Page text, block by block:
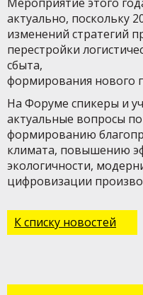
актуально, поскольку
изменений стратегий
перестройки
сбыта,
формирования нового
На Форуме спикеры и
актуальные вопросы
формированию
климата, повышению
экологичности,
цифровизации
К списку новостей